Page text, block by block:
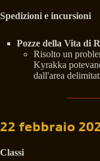
Spedizioni e incursioni
Pozze della Vita di
Risolto un
Kyrakka
dall'area
22 febbraio
Classi